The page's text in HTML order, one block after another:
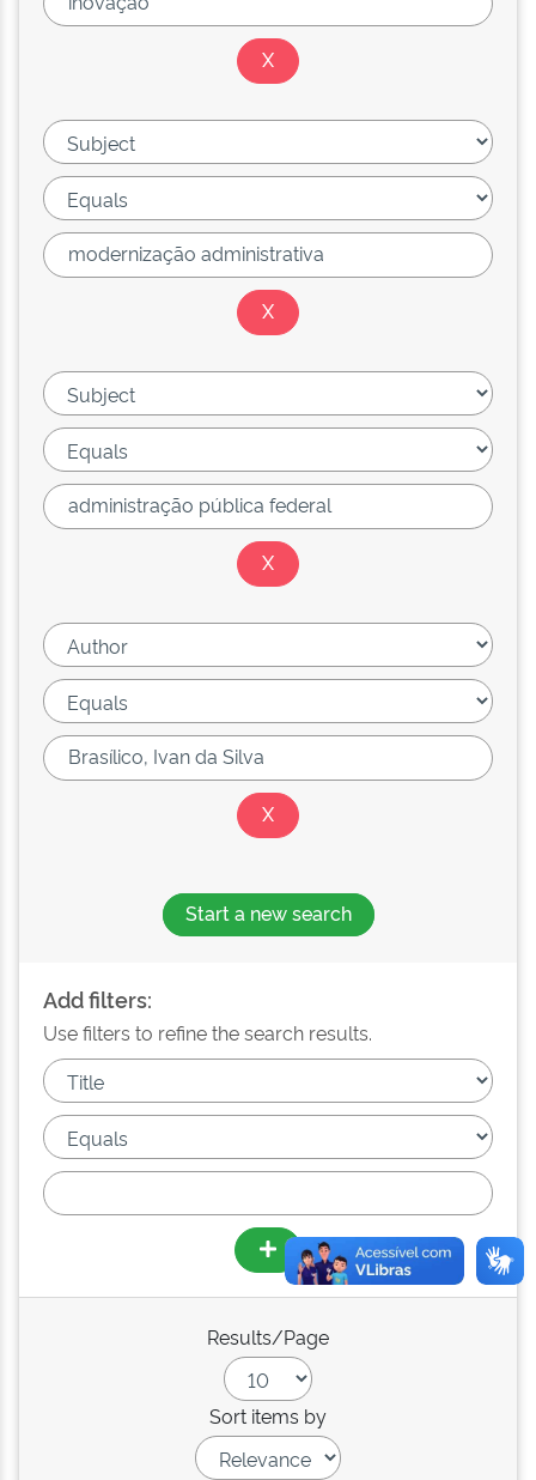
Start a new search
Add filters:
Use filters to refine the search results.
Results/Page
Sort items by